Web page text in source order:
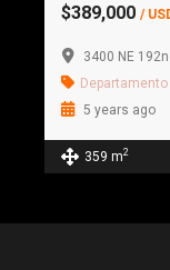
$389,000 /
3400 NE
Departamento
5 years ago
359 m2